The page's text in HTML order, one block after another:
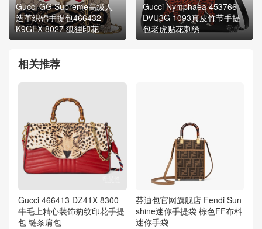
Gucci GG Supreme高级人
造革织锦手提包466432
K9GEX 8027 狐狸印花
Gucci Nymphaea 453766
DVU3G 1093真皮竹节手提
包老虎贴花刺绣
相关推荐
Gucci 466413 DZ41X 8300
牛毛上精心装饰豹纹印花手提
包 链条肩包
芬迪包官网旗舰店 Fendi Sun
shine迷你手提袋 棕色FF布料
迷你手袋